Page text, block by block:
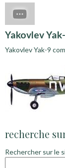
Yakovlev
Yakovlev Yak-9
recherche
Rechercher sur le